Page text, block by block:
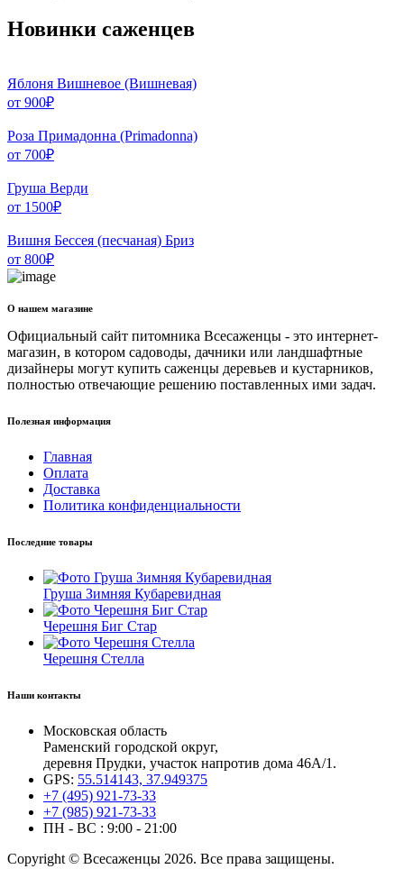
Новинки саженцев
Яблоня Вишневое (Вишневая)
от 900₽
Роза Примадонна (Primadonna)
от 700₽
Груша Верди
от 1500₽
Вишня Бессея (песчаная) Бриз
от 800₽
О нашем магазине
Официальный сайт питомника Всесаженцы - это интернет-
магазин, в котором садоводы, дачники или ландшафтные
дизайнеры могут купить саженцы деревьев и кустарников,
полностью отвечающие решению поставленных ими задач.
Полезная информация
Главная
Оплата
Доставка
Политика конфиденциальности
Последние товары
Груша Зимняя Кубаревидная
Черешня Биг Стар
Черешня Стелла
Наши контакты
Московская область
Раменский городской округ,
деревня Прудки, участок напротив дома 46А/1.
GPS: 55.514143, 37.949375
+7 (495) 921-73-33
+7 (985) 921-73-33
ПН - ВС : 9:00 - 21:00
Copyright © Всесаженцы 2026. Все права защищены.